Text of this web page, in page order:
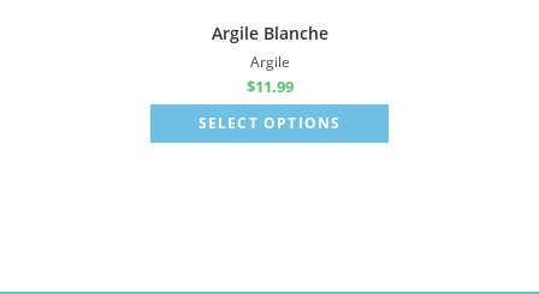
Argile Blanche
Argile
$11.99
SELECT OPTIONS